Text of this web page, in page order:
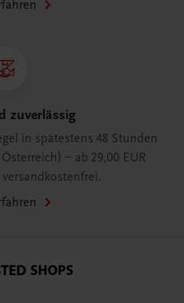
zuverlässig
in spätestens 48 Stunden
– ab 29,00 EUR